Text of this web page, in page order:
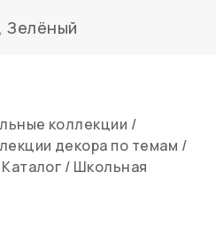
,Зелёный
коллекции /
декора по темам /
Каталог / Школьная